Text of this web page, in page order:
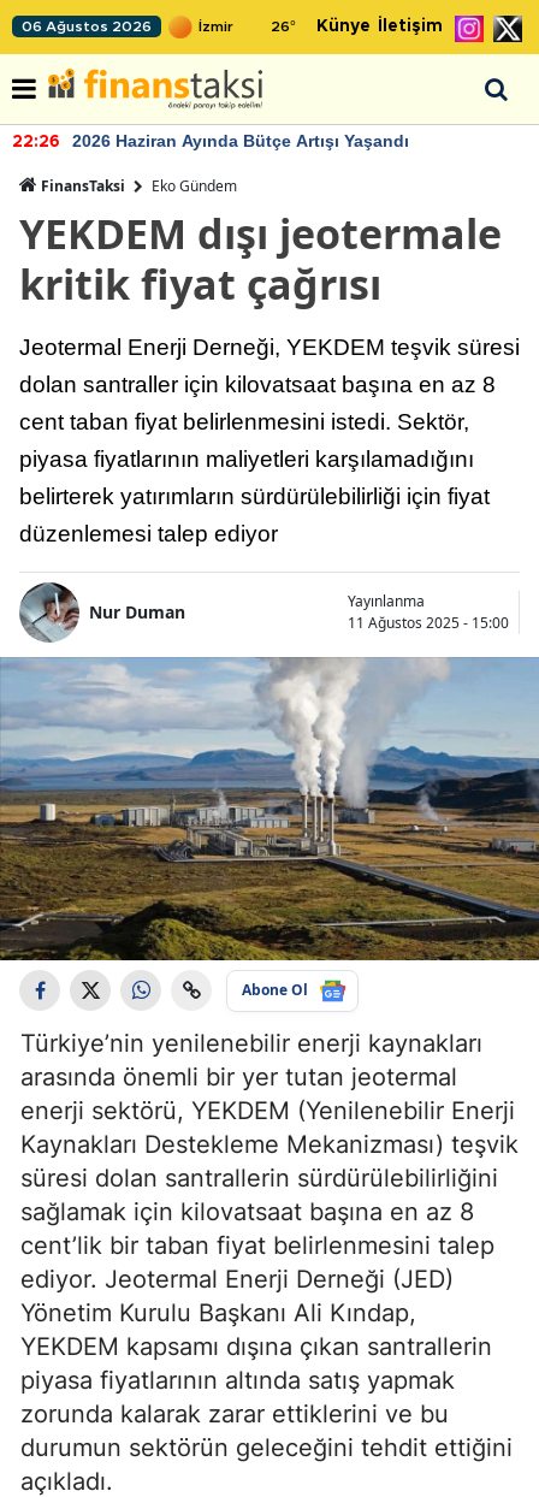
06 Ağustos 2026 26° Künye İletişim
22:26 2026 Haziran Ayında Bütçe Artışı Yaşandı
FinansTaksi Eko Gündem
YEKDEM dışı jeotermale
kritik fiyat çağrısı
Jeotermal Enerji Derneği, YEKDEM teşvik süresi
dolan santraller için kilovatsaat başına en az 8
cent taban fiyat belirlenmesini istedi. Sektör,
piyasa fiyatlarının maliyetleri karşılamadığını
belirterek yatırımların sürdürülebilirliği için fiyat
düzenlemesi talep ediyor
Nur Duman
Yayınlanma
11 Ağustos 2025 - 15:00
Abone Ol
Türkiye’nin yenilenebilir enerji kaynakları
arasında önemli bir yer tutan jeotermal
enerji sektörü, YEKDEM (Yenilenebilir Enerji
Kaynakları Destekleme Mekanizması) teşvik
süresi dolan santrallerin sürdürülebilirliğini
sağlamak için kilovatsaat başına en az 8
cent’lik bir taban fiyat belirlenmesini talep
ediyor. Jeotermal Enerji Derneği (JED)
Yönetim Kurulu Başkanı Ali Kındap,
YEKDEM kapsamı dışına çıkan santrallerin
piyasa fiyatlarının altında satış yapmak
zorunda kalarak zarar ettiklerini ve bu
durumun sektörün geleceğini tehdit ettiğini
açıkladı.